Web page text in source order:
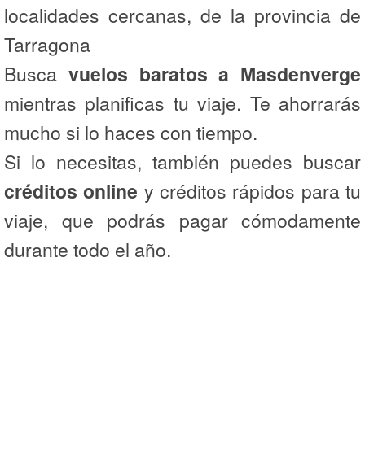
localidades cercanas, de la provincia de
Tarragona
Busca vuelos baratos a Masdenverge
mientras planificas tu viaje. Te ahorrarás
mucho si lo haces con tiempo.
Si lo necesitas, también puedes buscar
créditos online y créditos rápidos para tu
viaje, que podrás pagar cómodamente
durante todo el año.